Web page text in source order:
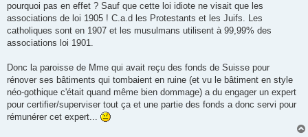
pourquoi pas en effet ? Sauf que cette loi idiote ne visait que les
associations de loi 1905 ! C.a.d les Protestants et les Juifs. Les
catholiques sont en 1907 et les musulmans utilisent à 99,99% des
associations loi 1901.
Donc la paroisse de Mme qui avait reçu des fonds de Suisse pour
rénover ses bâtiments qui tombaient en ruine (et vu le bâtiment en style
néo-gothique c'était quand même bien dommage) a du engager un expert
pour certifier/superviser tout ça et une partie des fonds a donc servi pour
rémunérer cet expert...